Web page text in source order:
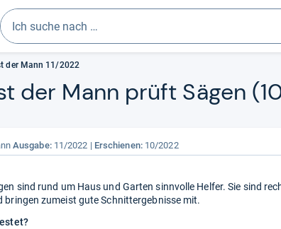
mindestens
der Mann 11/2022
der Mann prüft Sägen
Ausgabe: 11/2022 Erschienen:10/2022
sind rund um Haus und Garten sinnvolle Helfer. Sie sind
bringen zumeist gute Schnittergebnisse mit.